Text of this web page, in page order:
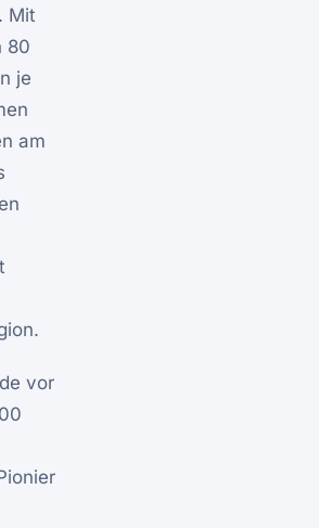
Mit
80
je
am
vor